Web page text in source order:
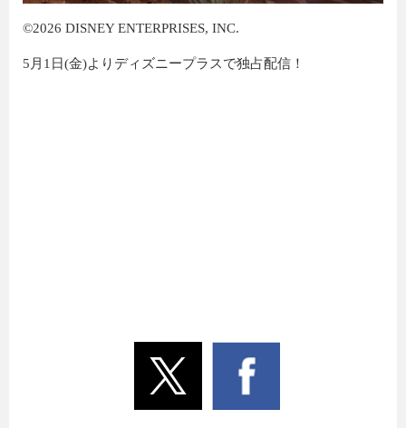
©2026 DISNEY ENTERPRISES, INC.
5月1日(金)よりディズニープラスで独占配信！